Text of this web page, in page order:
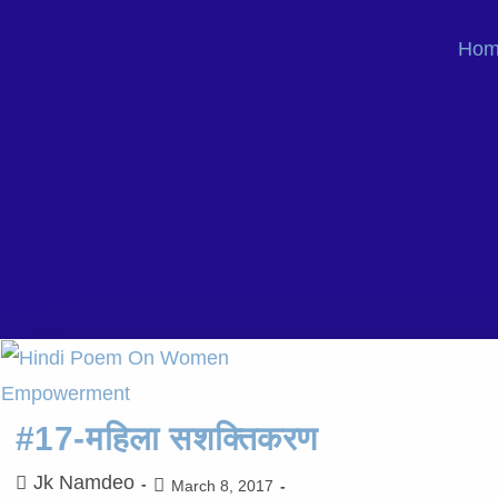
#17-महिला सशक्तिकरण
Jk Namdeo March 8, 2017